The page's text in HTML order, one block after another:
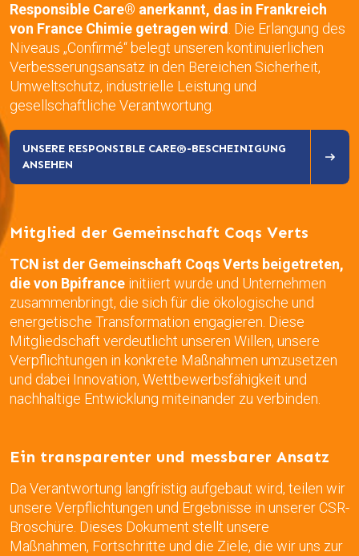
Responsible Care® anerkannt, das in Frankreich
von France Chimie getragen wird. Die Erlangung des
Niveaus „Confirmé“ belegt unseren kontinuierlichen
Verbesserungsansatz in den Bereichen Sicherheit,
Umweltschutz, industrielle Leistung und
gesellschaftliche Verantwortung.
UNSERE RESPONSIBLE CARE®-BESCHEINIGUNG
ANSEHEN
Mitglied der Gemeinschaft Coqs Verts
TCN ist der Gemeinschaft Coqs Verts beigetreten,
die von Bpifrance initiiert wurde und Unternehmen
zusammenbringt, die sich für die ökologische und
energetische Transformation engagieren. Diese
Mitgliedschaft verdeutlicht unseren Willen, unsere
Verpflichtungen in konkrete Maßnahmen umzusetzen
und dabei Innovation, Wettbewerbsfähigkeit und
nachhaltige Entwicklung miteinander zu verbinden.
Ein transparenter und messbarer Ansatz
Da Verantwortung langfristig aufgebaut wird, teilen wir
unsere Verpflichtungen und Ergebnisse in unserer CSR-
Broschüre. Dieses Dokument stellt unsere
Maßnahmen, Fortschritte und die Ziele, die wir uns zur